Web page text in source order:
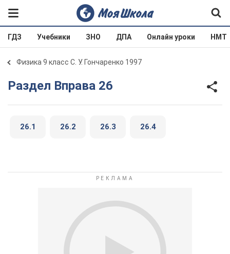
ГДЗ Учебники ЗНО ДПА Онлайн уроки НМТ
Физика 9 класс С. У. Гончаренко 1997
Раздел Вправа 26
26.1 26.2 26.3 26.4